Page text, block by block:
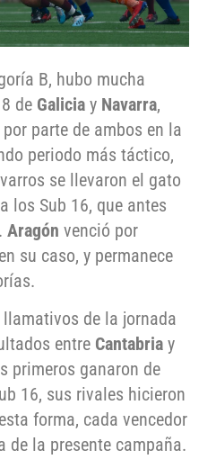
B, hubo mucha
de Galicia y Navarra,
parte de ambos en la
periodo más táctico,
se llevaron el gato
los Sub 16, que antes
Aragón venció por
en su caso, y permanece
de la jornada
entre Cantabria y
primeros ganaron de
16, sus rivales hicieron
forma, cada vencedor
de la presente campaña.